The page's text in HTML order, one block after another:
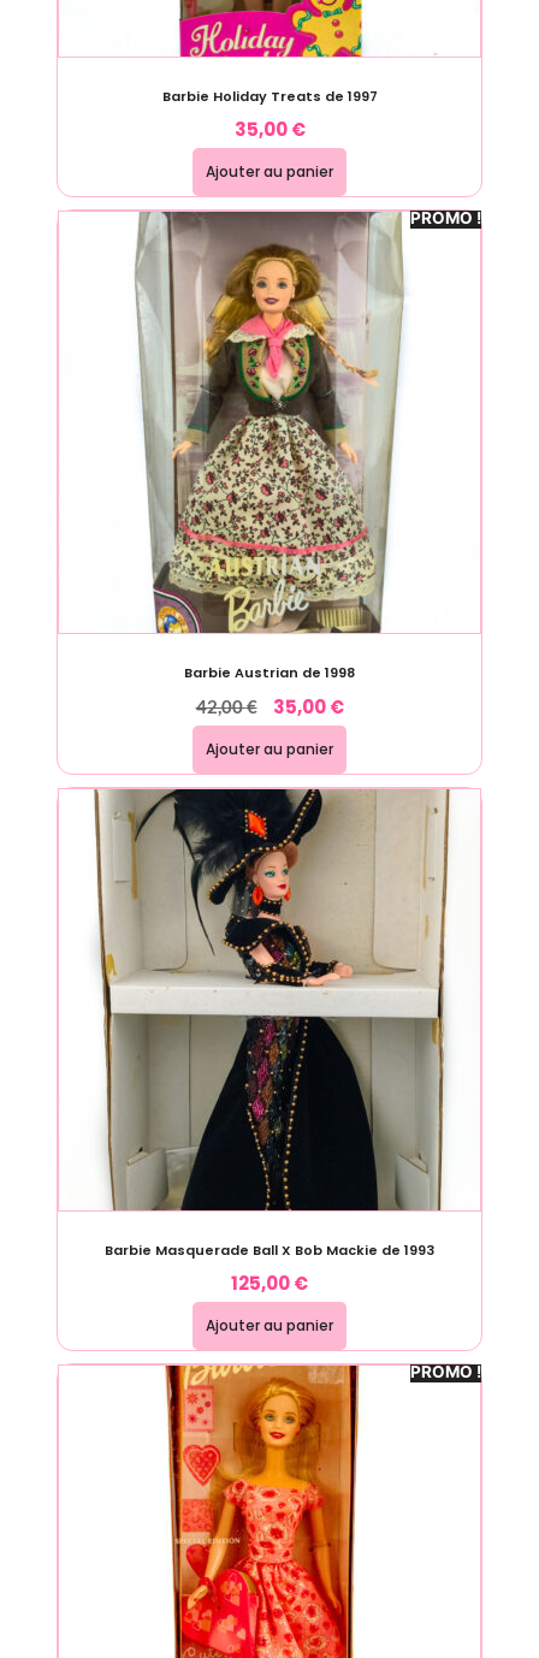
Barbie Holiday Treats de 1997
35,00€
Ajouter au panier
PROMO !
Barbie Austrian de 1998
42,00€ 35,00€
Ajouter au panier
Barbie Masquerade Ball X Bob Mackie de 1993
125,00€
Ajouter au panier
PROMO !